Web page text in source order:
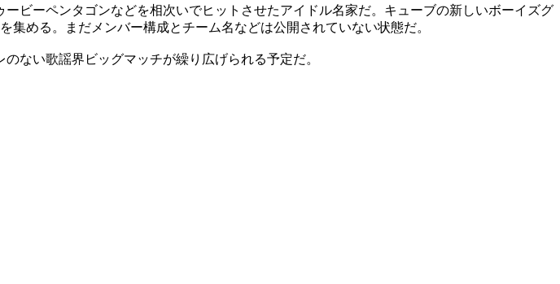
ビーペンタゴンなどを相次いでヒットさせたアイドル名家だ。キューブの新しいボーイズグ
める。まだメンバー構成とチーム名などは公開されていない状態だ。
ない歌謡界ビッグマッチが繰り広げられる予定だ。